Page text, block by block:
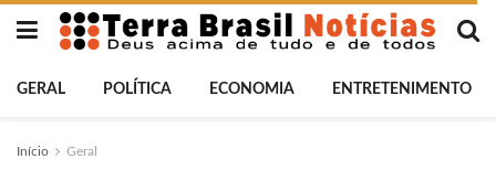
GERAL POLÍTICA ECONOMIA ENTRETENIMENTO
Início Geral